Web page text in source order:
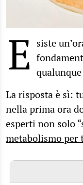
E siste
qualunque
La risposta è sì:
nella prima ora
esperti non solo
metabolismo per